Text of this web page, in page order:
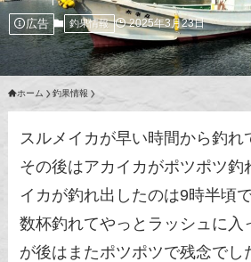
広告 釣果情報 2025年3月23日
ホーム 釣果情報
スルメイカが早い時間から釣れ
その後はアカイカがポツポツ釣
イカが釣れ出したのは9時半頃
数杯釣れてやっとラッシュに入
が後はまたポツポツで残念でし